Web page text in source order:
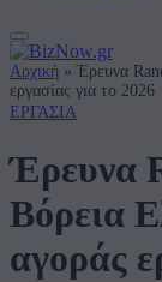
Αρχική »Έρευνα
εργασίας για το 2026
ΕΡΓΑΣΙΑ
Έρευνα
Βόρεια
αγοράς